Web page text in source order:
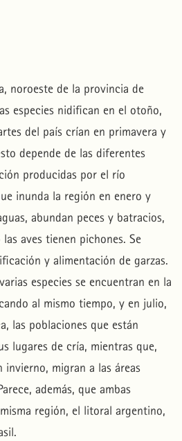
noroeste de la provincia de
especies nidifican en el otoño,
del país crían en primavera y
depende de las diferentes
producidas por el río
inunda la región en enero y
abundan peces y batracios,
aves tienen pichones. Se
y alimentación de garzas.
especies se encuentran en la
al mismo tiempo, y en julio,
las poblaciones que están
lugares de cría, mientras que,
invierno, migran a las áreas
además, que ambas
región, el litoral argentino,